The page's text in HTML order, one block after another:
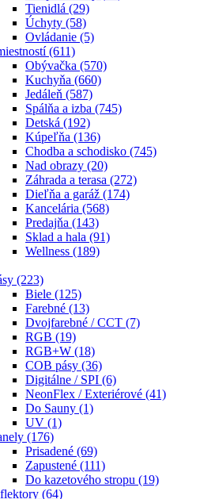
Tienidlá (29)
Úchyty (58)
Ovládanie (5)
(611)
Obývačka (570)
Kuchyňa (660)
Jedáleň (587)
Spálňa a izba (745)
Detská (192)
Kúpeľňa (136)
Chodba a schodisko (745)
Nad obrazy (20)
Záhrada a terasa (272)
Dieľňa a garáž (174)
Kancelária (568)
Predajňa (143)
Sklad a hala (91)
Wellness (189)
(223)
Biele (125)
Farebné (13)
Dvojfarebné / CCT (7)
RGB (19)
RGB+W (18)
COB pásy (36)
Digitálne / SPI (6)
NeonFlex / Exteriérové (41)
Do Sauny (1)
UV (1)
(176)
Prisadené (69)
Zapustené (111)
Do kazetového stropu (19)
(64)